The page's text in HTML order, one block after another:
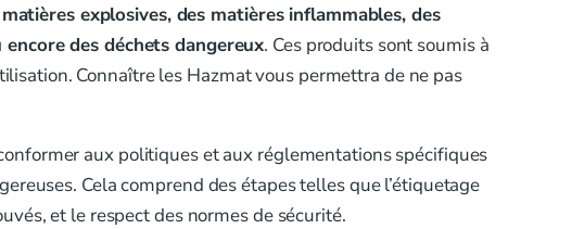
explosives, des matières inflammables, des
des déchets dangereux. Ces produits sont soumis à
Connaître les Hazmat vous permettra de ne pas
aux politiques et aux réglementations spécifiques
Cela comprend des étapes telles que l’étiquetage
et le respect des normes de sécurité.